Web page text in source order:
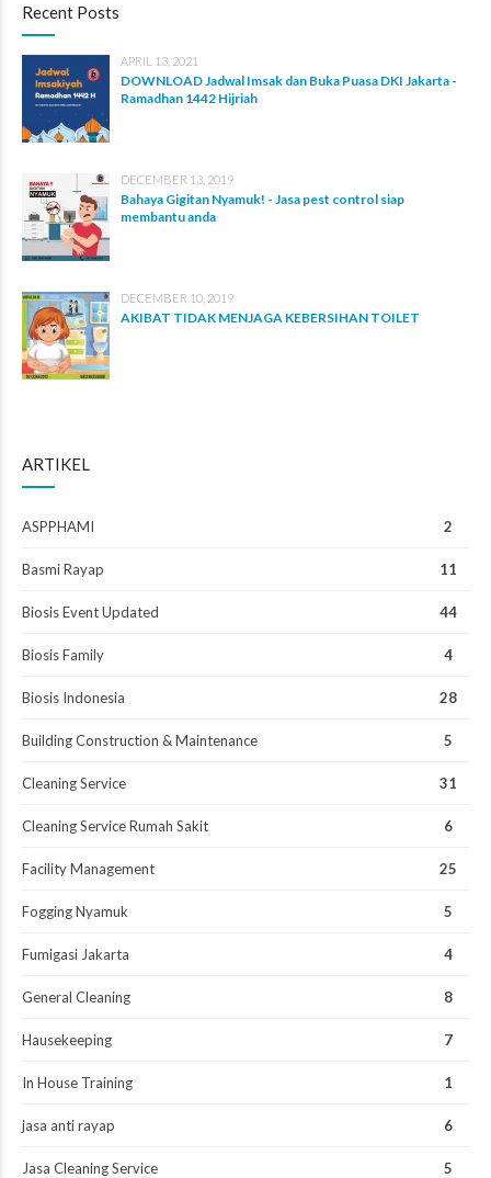
Recent Posts
APRIL 13, 2021
DOWNLOAD Jadwal Imsak dan Buka Puasa DKI Jakarta -
Ramadhan 1442 Hijriah
DECEMBER 13, 2019
Bahaya Gigitan Nyamuk! - Jasa pest control siap
membantu anda
DECEMBER 10, 2019
AKIBAT TIDAK MENJAGA KEBERSIHAN TOILET
ARTIKEL
ASPPHAMI 2
Basmi Rayap 11
Biosis Event Updated 44
Biosis Family 4
Biosis Indonesia 28
Building Construction & Maintenance 5
Cleaning Service 31
Cleaning Service Rumah Sakit 6
Facility Management 25
Fogging Nyamuk 5
Fumigasi Jakarta 4
General Cleaning 8
Hausekeeping 7
In House Training 1
jasa anti rayap 6
Jasa Cleaning Service 5